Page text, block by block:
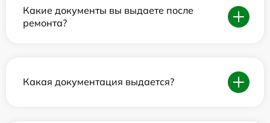
Какие документы вы выдаете после
ремонта?
Какая документация выдается?